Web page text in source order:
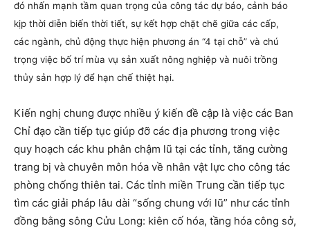
đó nhấn mạnh tầm quan trọng của công tác dự báo, cảnh báo
kịp thời diễn biến thời tiết, sự kết hợp chặt chẽ giữa các cấp,
các ngành, chủ động thực hiện phương án “4 tại chỗ” và chú
trọng việc bố trí mùa vụ sản xuất nông nghiệp và nuôi trồng
thủy sản hợp lý để hạn chế thiệt hại.
Kiến nghị chung được nhiều ý kiến đề cập là việc các Ban
Chỉ đạo cần tiếp tục giúp đỡ các địa phương trong việc
quy hoạch các khu phân chậm lũ tại các tỉnh, tăng cường
trang bị và chuyên môn hóa về nhân vật lực cho công tác
phòng chống thiên tai. Các tỉnh miền Trung cần tiếp tục
tìm các giải pháp lâu dài “sống chung với lũ” như các tỉnh
đồng bằng sông Cửu Long: kiên cố hóa, tầng hóa công sở,